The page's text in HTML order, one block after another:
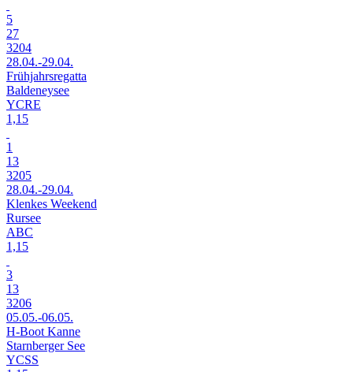
5
27
3204
28.04.-29.04.
Frühjahrsregatta
Baldeneysee
YCRE
1,15
1
13
3205
28.04.-29.04.
Klenkes Weekend
Rursee
ABC
1,15
3
13
3206
05.05.-06.05.
H-Boot Kanne
Starnberger See
YCSS